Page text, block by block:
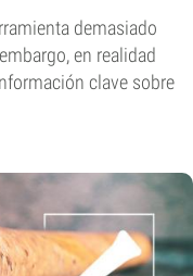
demasiado
en realidad
clave sobre